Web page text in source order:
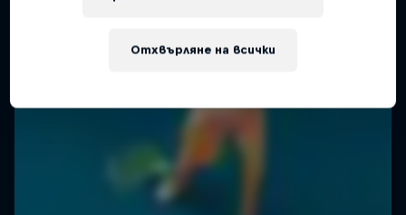
Отхвърляне на всички